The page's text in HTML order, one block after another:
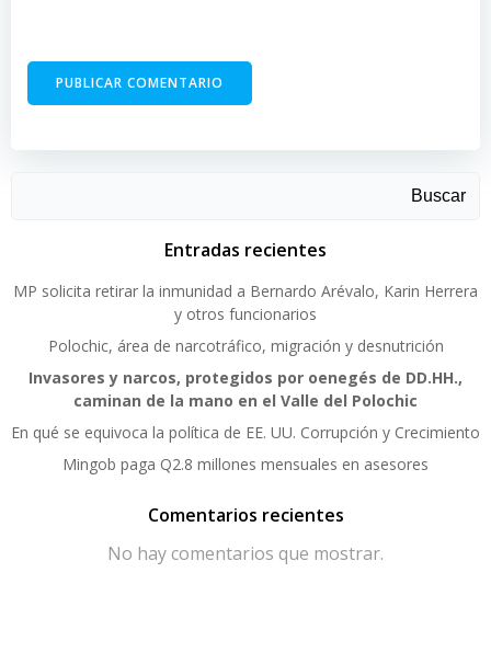
Buscar
Entradas recientes
MP solicita retirar la inmunidad a Bernardo Arévalo, Karin Herrera
y otros funcionarios
Polochic, área de narcotráfico, migración y desnutrición
Invasores y narcos, protegidos por oenegés de DD.HH.,
caminan de la mano en el Valle del Polochic
En qué se equivoca la política de EE. UU. Corrupción y Crecimiento
Mingob paga Q2.8 millones mensuales en asesores
Comentarios recientes
No hay comentarios que mostrar.